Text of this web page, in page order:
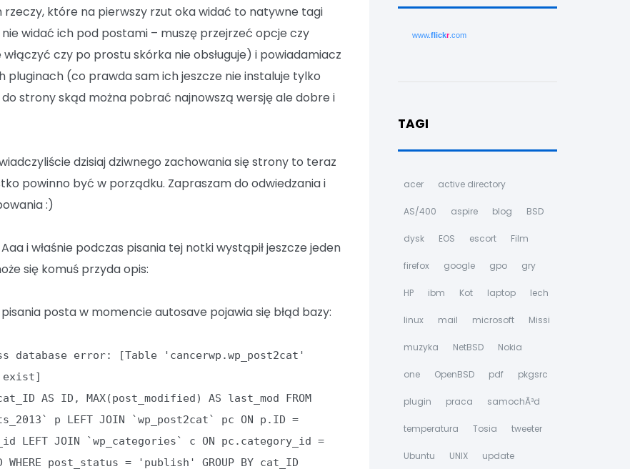
rzeczy, które na pierwszy rzut oka widać to natywne tagi
widać ich pod postami – muszę przejrzeć opcje czy
czy po prostu skórka nie obsługuje) i powiadamiacz
pluginach (co prawda sam ich jeszcze nie instaluje tylko
strony skąd można pobrać najnowszą wersję ale dobre i
dzisiaj dziwnego zachowania się strony to teraz
powinno być w porządku. Zapraszam do odwiedzania i
:)
Aaa i właśnie podczas pisania tej notki wystąpił jeszcze jeden
się komuś przyda opis:
posta w momencie autosave pojawia się błąd bazy:
database error: [Table 'cancerwp.wp_post2cat'
exist]
cat_ID AS ID, MAX(post_modified) AS last_mod FROM
p LEFT JOIN `wp_post2cat` pc ON p.ID =
LEFT JOIN `wp_categories` c ON pc.category_id =
WHERE post_status = 'publish' GROUP BY cat_ID
www.flickr .com
TAGI
acer active directory
AS/400 aspire blog BSD
dysk EOS escort Film
firefox google gpo gry
HP ibm Kot laptop lech
linux mail microsoft Missi
muzyka NetBSD Nokia
one OpenBSD pdf pkgsrc
plugin praca samochÃ³d
temperatura Tosia tweeter
Ubuntu UNIX update